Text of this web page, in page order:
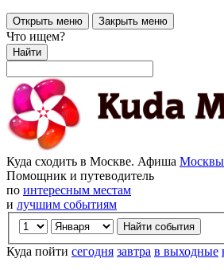
Открыть меню Закрыть меню
Что ищем?
Найти
Куда сходить в Москве. Афиша Москвы
Помощник и путеводитель
по интересным местам
и лучшим событиям
Куда пойти сегодня завтра в выходные